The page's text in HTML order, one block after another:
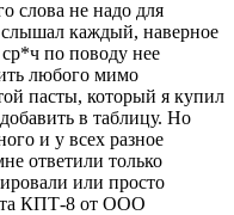
слова не надо для
слышал каждый, наверное
по поводу нее
любого мимо
пасты, который я купил
в таблицу. Но
и у всех разное
ответили только
или просто
КПТ-8 от ООО